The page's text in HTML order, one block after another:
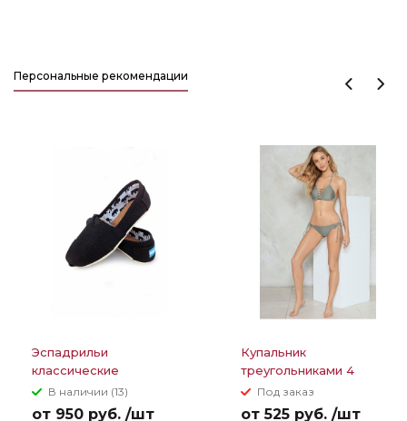
Персональные рекомендации
Эспадрильи
классические
парусиновые TOMS
В наличии (13)
от 950 руб. /шт
Купальник
треугольниками 4
полоски между грудей
Под заказ
от 525 руб. /шт